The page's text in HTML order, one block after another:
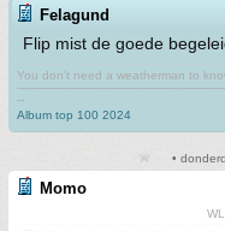
Felagund
Flip mist de goede
You don't need a weatherman to
--
Album top 100 2024
•
Momo